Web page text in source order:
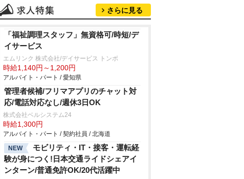
さらに見る
「福祉調理スタッフ」無資格可/時短/デ
イサービス
エムリンク 株式会社/デイサービス トンボ
時給1,140円～1,200円
アルバイト・パート / 愛知県
管理者候補/フリマアプリのチャット対
応/電話対応なし/週休3日OK
株式会社ベルシステム24
時給1,300円
アルバイト・パート / 契約社員 / 北海道
NEW
モビリティ・IT・接客・運転経
験が身につく!日本交通ライドシェアイ
ンターン/普通免許OK/20代活躍中